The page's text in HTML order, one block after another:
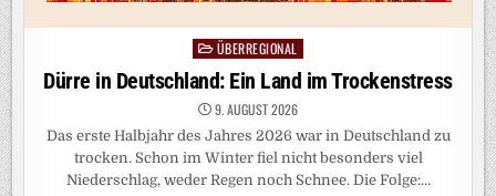
PostedÜBERREGIONAL
Dürre in Deutschland: Ein Land im Trockenstress
9. AUGUST 2026
Das erste Halbjahr des Jahres 2026 war in Deutschland zu
trocken. Schon im Winter fiel nicht besonders viel
Niederschlag, weder Regen noch Schnee. Die Folge:…